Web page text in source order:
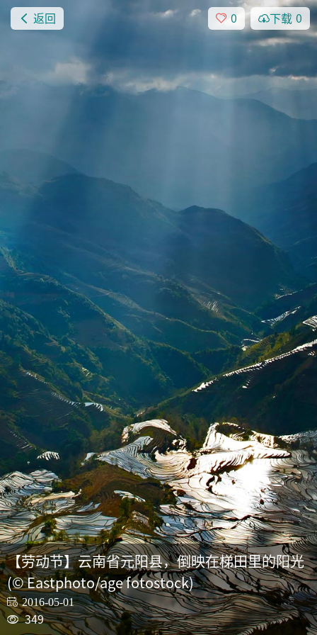
返回 0 下载 0
【劳动节】云南省元阳县，倒映在梯田里的阳光
(© Eastphoto/age fotostock)
2016-05-01
349